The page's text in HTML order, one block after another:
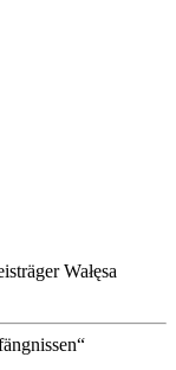
Wałęsa